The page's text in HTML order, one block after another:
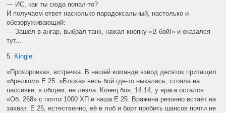
— ИС, как ты сюда попал-то?
И получаем ответ насколько парадоксальный, настолько и
обезоруживающий:
— Зашёл в ангар, выбрал танк, нажал кнопку «В бой!» и оказался
тут...
5. Kingle:
«Прохоровка», встречка. В нашей команде взвод десяток притащил
«брелком» E 25. «Блоха» весь бой где-то ныкалась, стояла на
пассивке, в общем, не лезла. Конец боя, 14:14, у врага остался
«Об. 268» с почти 1000 ХП и наша E 25. Вражина резонно встаёт на
захват. Е 25, естественно, её в лоб и борт пробить шансов почти не